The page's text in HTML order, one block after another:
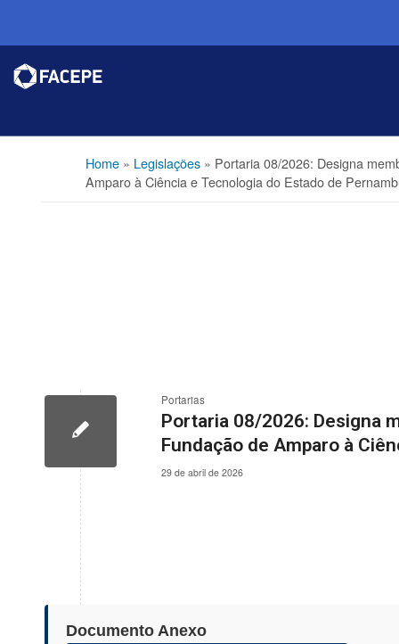
Home» Legislações» Portaria 08/2026: Designa
Amparo à Ciência e Tecnologia do Estado de
Portarias
Portaria 08/2026: Designa
Fundação de Amparo à
29 de abril de 2026
Documento Anexo